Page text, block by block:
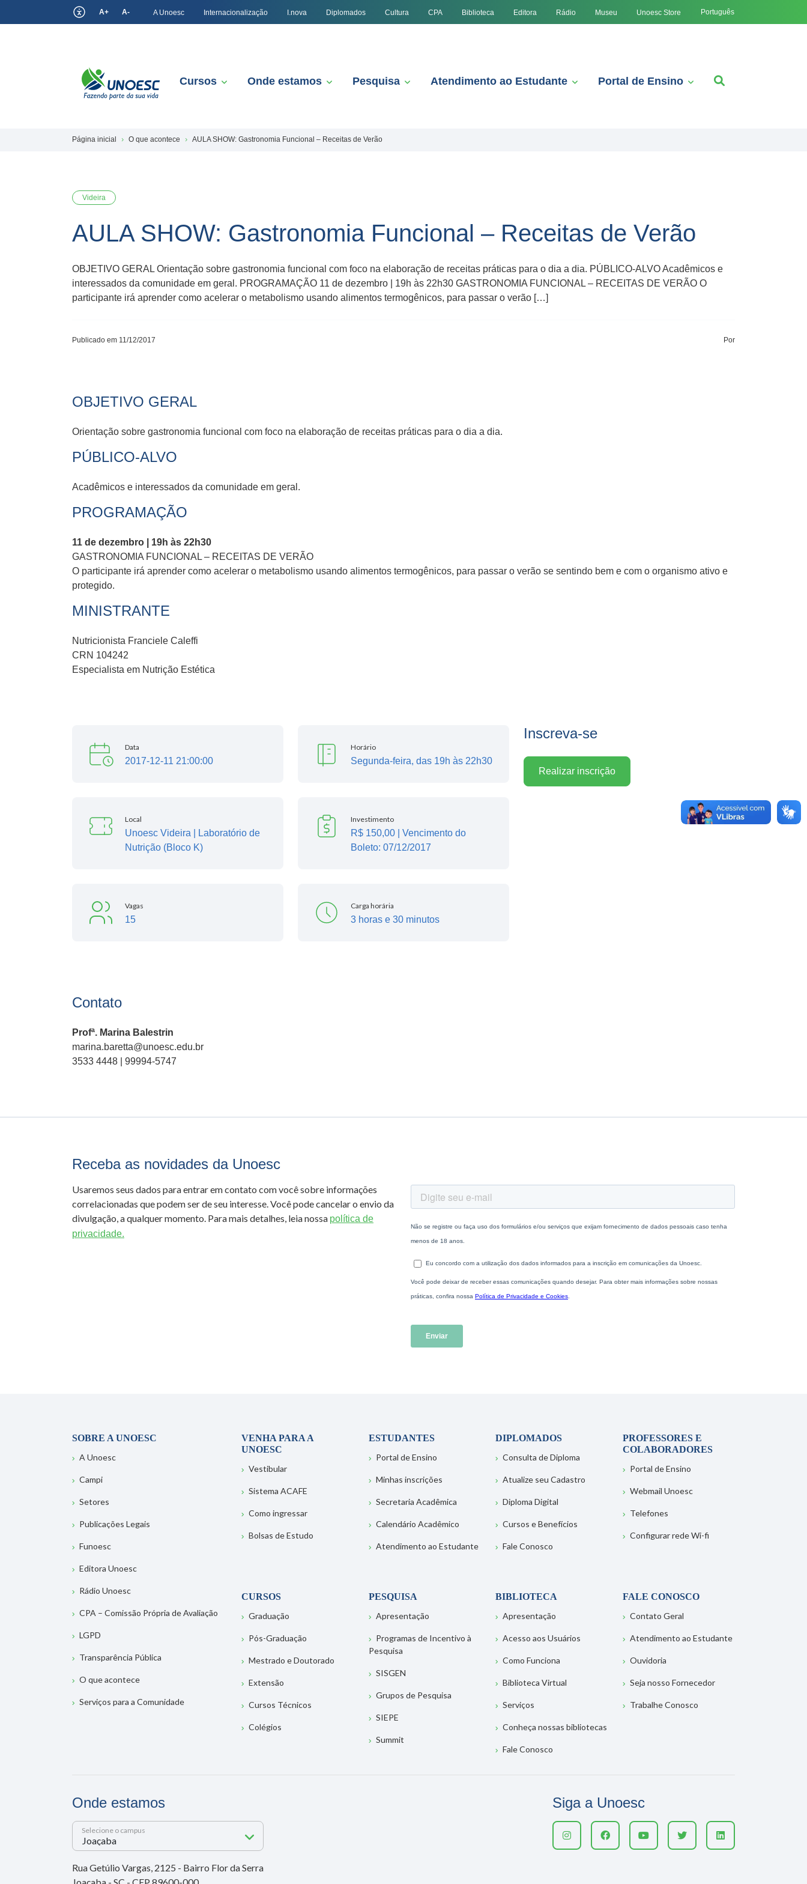
A+ A- A Unoesc Internacionalização I.nova Diplomados Cultura CPA Biblioteca Editora Rádio Museu Unoesc Store Português
Cursos Onde estamos Pesquisa Atendimento ao Estudante Portal de Ensino
Página inicial O que acontece AULA SHOW: Gastronomia Funcional – Receitas de Verão
Videira
AULA SHOW: Gastronomia Funcional – Receitas de Verão
OBJETIVO GERAL Orientação sobre gastronomia funcional com foco na elaboração de receitas práticas para o dia a dia. PÚBLICO-ALVO Acadêmicos e
interessados da comunidade em geral. PROGRAMAÇÃO 11 de dezembro | 19h às 22h30 GASTRONOMIA FUNCIONAL – RECEITAS DE VERÃO O
participante irá aprender como acelerar o metabolismo usando alimentos termogênicos, para passar o verão […]
Publicado em 11/12/2017 Por
OBJETIVO GERAL
Orientação sobre gastronomia funcional com foco na elaboração de receitas práticas para o dia a dia.
PÚBLICO-ALVO
Acadêmicos e interessados da comunidade em geral.
PROGRAMAÇÃO
11 de dezembro | 19h às 22h30
GASTRONOMIA FUNCIONAL – RECEITAS DE VERÃO
O participante irá aprender como acelerar o metabolismo usando alimentos termogênicos, para passar o verão se sentindo bem e com o organismo ativo e
protegido.
MINISTRANTE
Nutricionista Franciele Caleffi
CRN 104242
Especialista em Nutrição Estética
Data
2017-12-11 21:00:00
Horário
Segunda-feira, das 19h às 22h30
Local
Unoesc Videira | Laboratório de
Nutrição (Bloco K)
Investimento
R$ 150,00 | Vencimento do
Boleto: 07/12/2017
Vagas
15
Carga horária
3 horas e 30 minutos
Inscreva-se
Realizar inscrição
Contato
Profª. Marina Balestrin
marina.baretta@unoesc.edu.br
3533 4448 | 99994-5747
Receba as novidades da Unoesc
Usaremos seus dados para entrar em contato com você sobre informações
correlacionadas que podem ser de seu interesse. Você pode cancelar o envio da
divulgação, a qualquer momento. Para mais detalhes, leia nossa política de
privacidade.
SOBRE A UNOESC
A Unoesc
Campi
Setores
Publicações Legais
Funoesc
Editora Unoesc
Rádio Unoesc
CPA – Comissão Própria de Avaliação
LGPD
Transparência Pública
O que acontece
Serviços para a Comunidade
VENHA PARA A
UNOESC
Vestibular
Sistema ACAFE
Como ingressar
Bolsas de Estudo
ESTUDANTES
Portal de Ensino
Minhas inscrições
Secretaria Acadêmica
Calendário Acadêmico
Atendimento ao Estudante
DIPLOMADOS
Consulta de Diploma
Atualize seu Cadastro
Diploma Digital
Cursos e Benefícios
Fale Conosco
PROFESSORES E
COLABORADORES
Portal de Ensino
Webmail Unoesc
Telefones
Configurar rede Wi-fi
CURSOS
Graduação
Pós-Graduação
Mestrado e Doutorado
Extensão
Cursos Técnicos
Colégios
PESQUISA
Apresentação
Programas de Incentivo à
Pesquisa
SISGEN
Grupos de Pesquisa
SIEPE
Summit
BIBLIOTECA
Apresentação
Acesso aos Usuários
Como Funciona
Biblioteca Virtual
Serviços
Conheça nossas bibliotecas
Fale Conosco
FALE CONOSCO
Contato Geral
Atendimento ao Estudante
Ouvidoria
Seja nosso Fornecedor
Trabalhe Conosco
Onde estamos
Selecione o campus
Rua Getúlio Vargas, 2125 - Bairro Flor da Serra
Siga a Unoesc